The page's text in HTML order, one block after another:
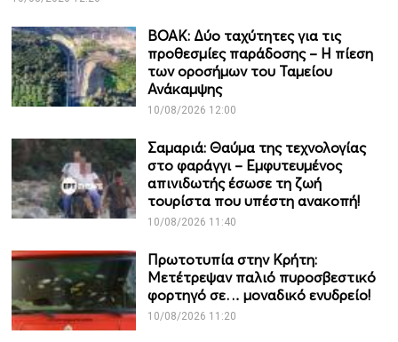
ΒΟΑΚ: Δύο ταχύτητες για τις
προθεσμίες παράδοσης – Η πίεση
των οροσήμων του Ταμείου
Ανάκαμψης
10/08/2026 12:00
Σαμαριά: Θαύμα της τεχνολογίας
στο φαράγγι – Εμφυτευμένος
απινιδωτής έσωσε τη ζωή
τουρίστα που υπέστη ανακοπή!
10/08/2026 11:40
Πρωτοτυπία στην Κρήτη:
Μετέτρεψαν παλιό πυροσβεστικό
φορτηγό σε… μοναδικό ενυδρείο!
10/08/2026 11:20